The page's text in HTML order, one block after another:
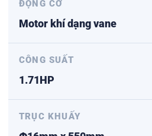
ĐỘNG CƠ
Motor khí dạng vane
CÔNG SUẤT
1.71HP
TRỤC KHUẤY